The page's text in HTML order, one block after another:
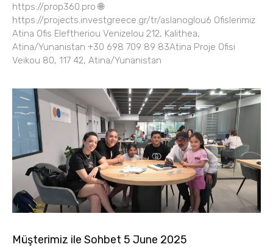
https://prop360.pro 🌐
https://projects.investgreece.gr/tr/aslanoglou6 Ofislerimiz
Atina Ofis Eleftheriou Venizelou 212, Kalithea,
Atina/Yunanistan +30 698 709 89 83Atina Proje Ofisi
Veikou 80, 117 42, Atina/Yunanistan
Müşterimiz ile Sohbet 5 June 2025